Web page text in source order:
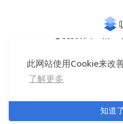
此网站使用Cookie来改
了解更多
知道
© 2026 Victor Woo